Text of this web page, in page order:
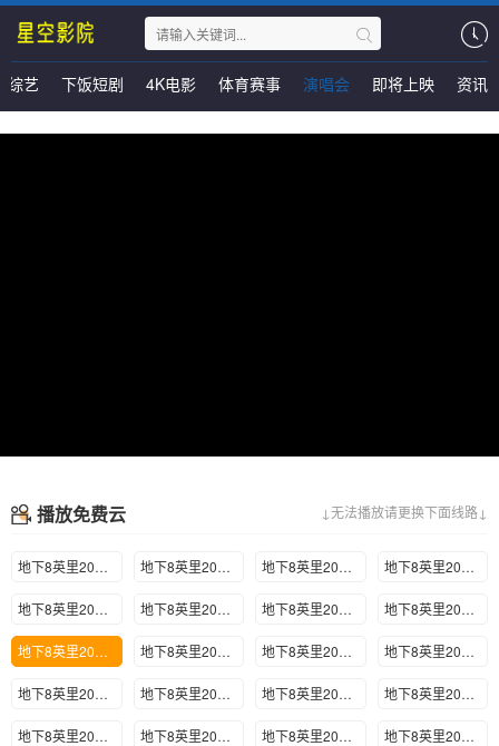
综艺 下饭短剧 4K电影 体育赛事 演唱会 即将上映 资讯
↓无法播放请更换下面线路↓
播放免费云
地下8英里2020-2021赛季重庆站 地下8英里2020-2021赛季青岛站 地下8英里2020-2021赛季长沙站 地下8英里2020-2021赛季济南站
地下8英里2020-2021赛季苏州站 地下8英里2020-2021赛季西安站 地下8英里2020-2021赛季杭州站 地下8英里2020-2021赛季成都站
地下8英里2020-2021赛季昆明站 地下8英里2020-2021赛季武汉站 地下8英里2020-2021赛季厦门站 地下8英里2020-2021赛季南京站
地下8英里2020-2021赛季广州站 地下8英里2020-2021赛季南昌站 地下8英里2020-2021赛季天津站 地下8英里2020-2021赛季上海站
地下8英里2020-2021赛季哈尔滨 地下8英里2020-2021赛季宁波站 地下8英里2020-2021赛季长春站 地下8英里2020-2021赛季半决赛